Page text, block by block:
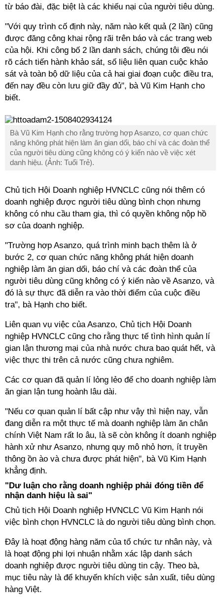
từ báo đài, đặc biệt là các khiếu nại của người tiêu dùng.
"Với quy trình cố định này, năm nào kết quả (2 lần) cũng
được đăng công khai rộng rãi trên báo và các trang web
của hội. Khi công bố 2 lần danh sách, chúng tôi đều nói
rõ cách tiến hành khảo sát, số liệu liên quan cuộc khảo
sát và toàn bộ dữ liệu của cả hai giai đoạn cuộc điều tra,
đến nay đều còn lưu giữ đầy đủ", bà Vũ Kim Hạnh cho
biết.
Bà Vũ Kim Hạnh cho rằng trường hợp Asanzo, cơ quan chức
năng không phát hiện làm ăn gian dối, báo chí và các đoàn thể
của người tiêu dùng cũng không có ý kiến nào về việc xét
danh hiệu. (Ảnh: Tuổi Trẻ).
Chủ tịch Hội Doanh nghiệp HVNCLC cũng nói thêm có
doanh nghiệp được người tiêu dùng bình chọn nhưng
không có nhu cầu tham gia, thì có quyền không nộp hồ
sơ của doanh nghiệp.
"Trường hợp Asanzo, quá trình minh bạch thêm là ở
bước 2, cơ quan chức năng không phát hiện doanh
nghiệp làm ăn gian dối, báo chí và các đoàn thể của
người tiêu dùng cũng không có ý kiến nào về Asanzo, và
đó là sự thực đã diễn ra vào thời điểm của cuộc điều
tra", bà Hạnh cho biết.
Liên quan vụ việc của Asanzo, Chủ tịch Hội Doanh
nghiệp HVNCLC cũng cho rằng thực tế tình hình quản lí
gian lận thương mại của nhà nước chưa bao quát hết, và
việc thực thi trên cả nước cũng chưa nghiêm.
Các cơ quan đã quản lí lỏng lẻo để cho doanh nghiệp làm
ăn gian lận tung hoành lâu dài.
"Nếu cơ quan quản lí bất cập như vậy thì hiện nay, vẫn
đang diễn ra một thực tế mà doanh nghiệp làm ăn chân
chính Việt Nam rất lo âu, là sẽ còn không ít doanh nghiệp
hành xử như Asanzo, nhưng quy mô nhỏ hơn, ít truyền
thông ồn ào và chưa được phát hiện", bà Vũ Kim Hạnh
khẳng định.
"Dư luận cho rằng doanh nghiệp phải đóng tiền để
nhận danh hiệu là sai"
Chủ tịch Hội Doanh nghiệp HVNCLC Vũ Kim Hạnh nói
việc bình chọn HVNCLC là do người tiêu dùng bình chọn.
Đây là hoạt động hàng năm của tổ chức tư nhân này, và
là hoạt động phi lợi nhuận nhằm xác lập danh sách
doanh nghiệp được người tiêu dùng tin cậy. Theo bà,
mục tiêu này là để khuyến khích việc sản xuất, tiêu dùng
hàng Việt.